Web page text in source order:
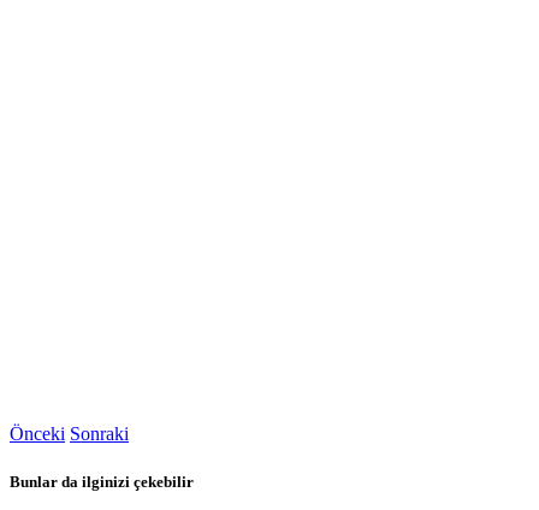
Önceki Sonraki
Bunlar da ilginizi çekebilir